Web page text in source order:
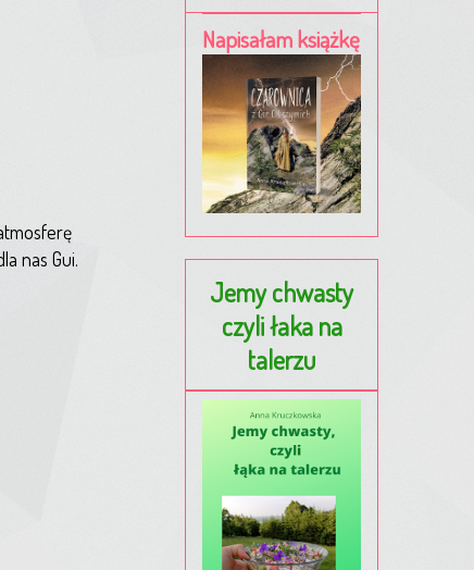
nas Gui.
Napisałam książkę
Jemy chwasty
czyli łaka na
talerzu